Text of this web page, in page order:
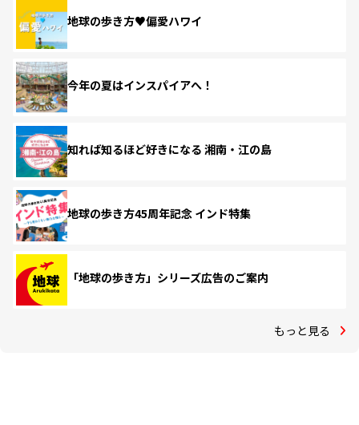
地球の歩き方♥偏愛ハワイ
今年の夏はインスパイアへ！
知れば知るほど好きになる 湘南・江の島
地球の歩き方45周年記念 インド特集
「地球の歩き方」シリーズ広告のご案内
もっと見る